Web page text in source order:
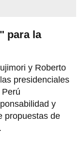
para la
y Roberto
presidenciales
y
propuestas de